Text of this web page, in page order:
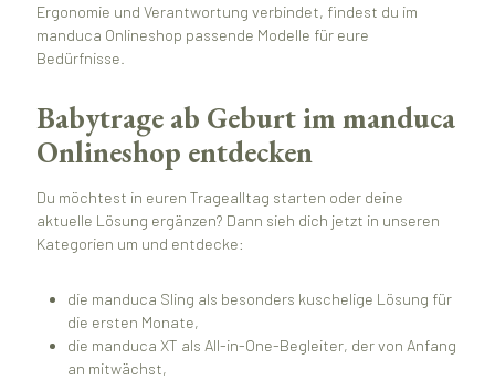
Ergonomie und Verantwortung verbindet, findest du im
manduca Onlineshop passende Modelle für eure
Bedürfnisse.
Babytrage ab Geburt im manduca
Onlineshop entdecken
Du möchtest in euren Tragealltag starten oder deine
aktuelle Lösung ergänzen? Dann sieh dich jetzt in unseren
Kategorien um und entdecke:
die manduca Sling als besonders kuschelige Lösung für
die ersten Monate,
die manduca XT als All-in-One-Begleiter, der von Anfang
an mitwächst,